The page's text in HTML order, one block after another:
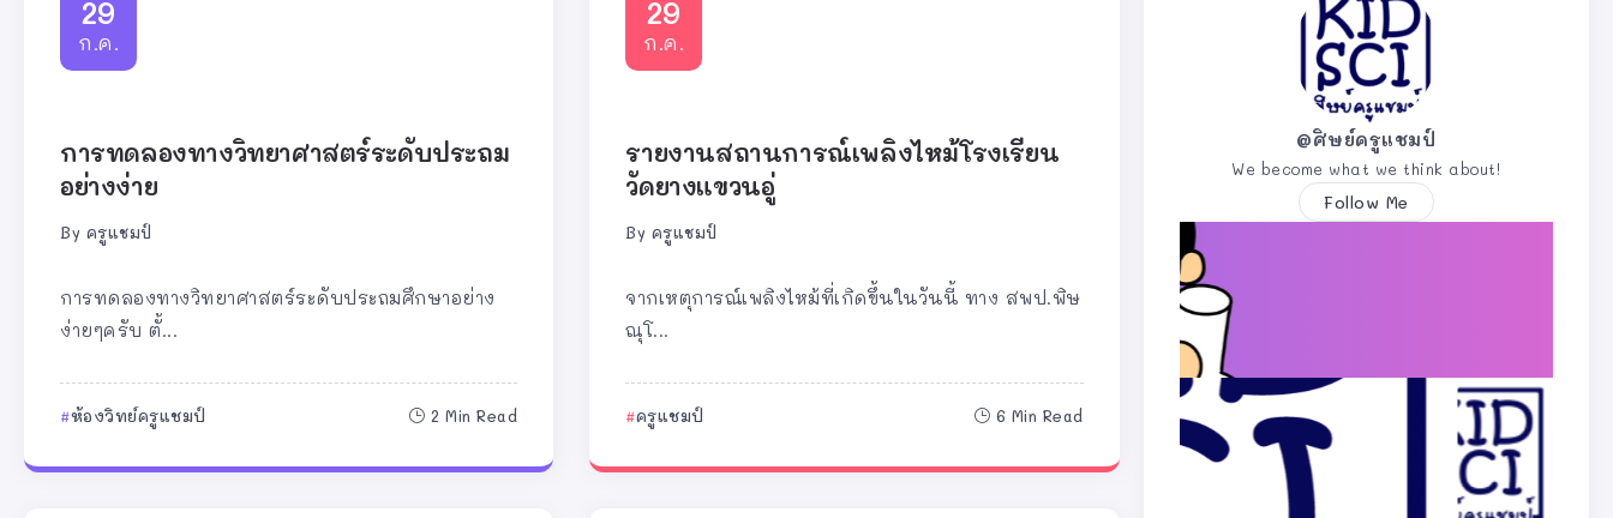
29
ก.ค.
การทดลองทางวิทยาศาสตร์ระดับประถม
อย่างง่าย
By ครูแชมป์
การทดลองทางวิทยาศาสตร์ระดับประถมศึกษาอย่าง
ง่ายๆครับ ตั้...
ห้องวิทย์ครูแชมป์ 2 Min Read
29
ก.ค.
รายงานสถานการณ์เพลิงไหม้โรงเรียน
วัดยางแขวนอู่
By ครูแชมป์
จากเหตุการณ์เพลิงไหม้ที่เกิดขึ้นในวันนี้ ทาง สพป.พิษ
ณุโ...
ครูแชมป์ 6 Min Read
@ศิษย์ครูแชมป์
We become what we think about!
Follow Me